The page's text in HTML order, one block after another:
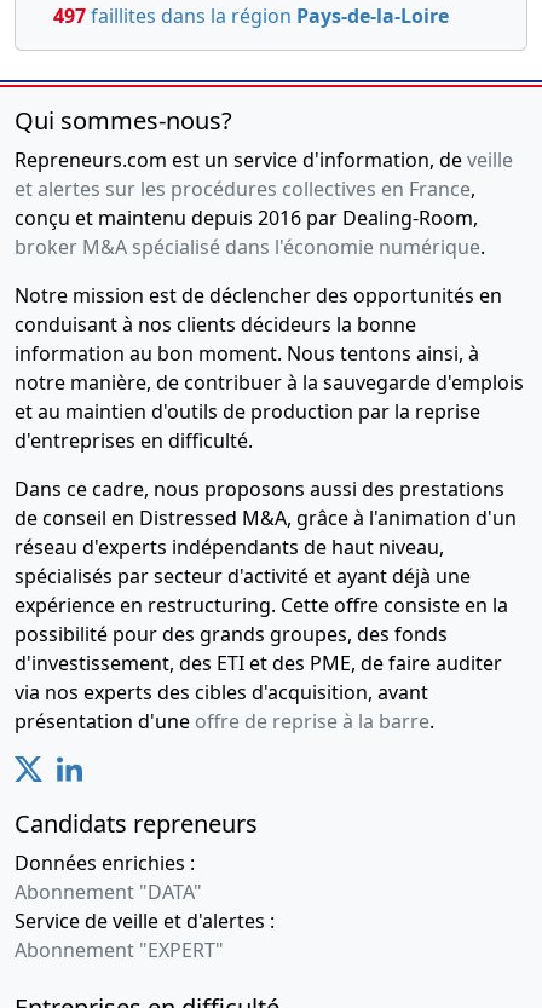
497faillites dans la région Pays-de-la-Loire
Qui sommes-nous?
Repreneurs.com est un service d'information, deveille
et alertes sur les procédures collectives en France,
conçu et maintenu depuis 2016 par Dealing-Room,
broker M&A spécialisé dans l'économie numérique.
Notre mission est de déclencher des opportunités en
conduisant à nos clients décideurs la bonne
information au bon moment. Nous tentons ainsi, à
notre manière, de contribuer à la sauvegarde d'emplois
et au maintien d'outils de production par la reprise
d'entreprises en difficulté.
Dans ce cadre, nous proposons aussi des prestations
de conseil en Distressed M&A, grâce à l'animation d'un
réseau d'experts indépendants de haut niveau,
spécialisés par secteur d'activité et ayant déjà une
expérience en restructuring. Cette offre consiste en la
possibilité pour des grands groupes, des fonds
d'investissement, des ETI et des PME, de faire auditer
via nos experts des cibles d'acquisition, avant
présentation d'une offre de reprise à la barre.
Candidats repreneurs
Données enrichies :
Abonnement "DATA"
Service de veille et d'alertes :
Abonnement "EXPERT"